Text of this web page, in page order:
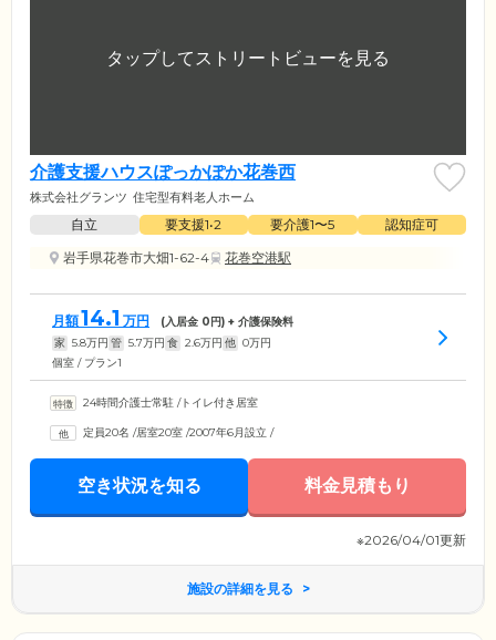
介護支援ハウスぽっかぽか花巻西
株式会社グランツ 住宅型有料老人ホーム
自立 要支援1•2 要介護1〜5
認知症可
岩手県花巻市大畑1-62-4
花巻空港駅
月額14.1 万円 (入居金 0円) + 介護保険料
家 5.8万円 管 5.7万円 食 2.6万円 他 0万円
個室 / プラン1
24時間介護士常駐 /トイレ付き居室
定員20名 /居室20室 /2007年6月設立 /
空き状況を知る 料金見積もり
※2026/04/01更新
施設の詳細を見る